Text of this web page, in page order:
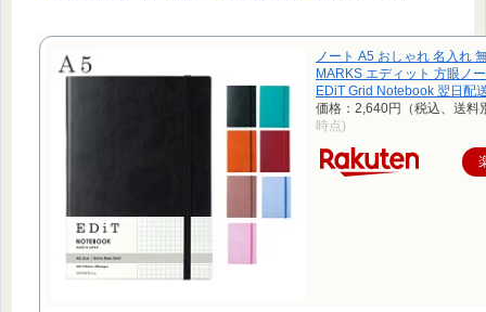
ノート A5 おしゃれ 名入れ
MARKS エディット 方眼ノ
EDiT Grid Notebook 翌日配
価格：2,640円（税込、送料
時点)